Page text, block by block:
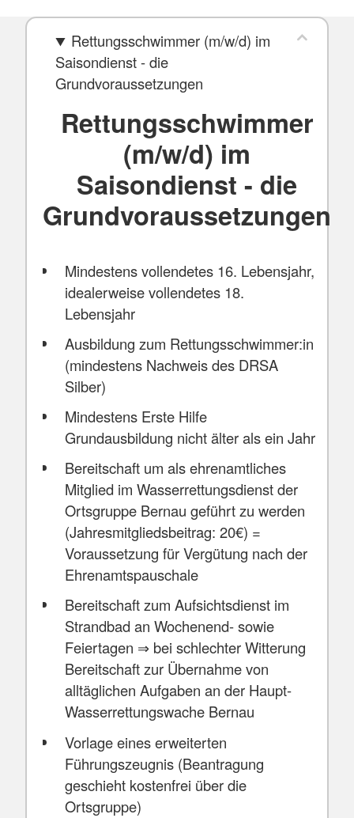
Rettungsschwimmer (m/w/d) im
Saisondienst - die
Grundvoraussetzungen
Rettungsschwimmer
(m/w/d) im
Saisondienst - die
Grundvoraussetzungen
Mindestens vollendetes 16. Lebensjahr,
idealerweise vollendetes 18.
Lebensjahr
Ausbildung zum Rettungsschwimmer:in
(mindestens Nachweis des DRSA
Silber)
Mindestens Erste Hilfe
Grundausbildung nicht älter als ein Jahr
Bereitschaft um als ehrenamtliches
Mitglied im Wasserrettungsdienst der
Ortsgruppe Bernau geführt zu werden
(Jahresmitgliedsbeitrag: 20€) =
Voraussetzung für Vergütung nach der
Ehrenamtspauschale
Bereitschaft zum Aufsichtsdienst im
Strandbad an Wochenend- sowie
Feiertagen ⇒ bei schlechter Witterung
Bereitschaft zur Übernahme von
alltäglichen Aufgaben an der Haupt-
Wasserrettungswache Bernau
Vorlage eines erweiterten
Führungszeugnis (Beantragung
geschieht kostenfrei über die
Ortsgruppe)